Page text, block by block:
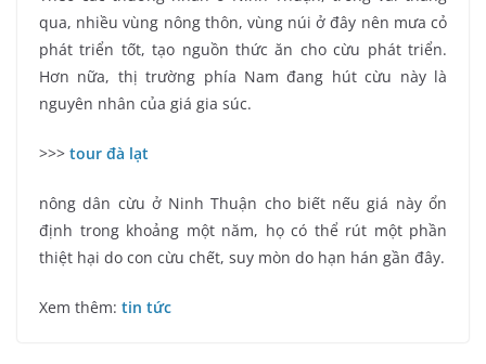
qua, nhiều vùng nông thôn, vùng núi ở đây nên mưa cỏ
phát triển tốt, tạo nguồn thức ăn cho cừu phát triển.
Hơn nữa, thị trường phía Nam đang hút cừu này là
nguyên nhân của giá gia súc.
>>> tour đà lạt
nông dân cừu ở Ninh Thuận cho biết nếu giá này ổn
định trong khoảng một năm, họ có thể rút một phần
thiệt hại do con cừu chết, suy mòn do hạn hán gần đây.
Xem thêm: tin tức